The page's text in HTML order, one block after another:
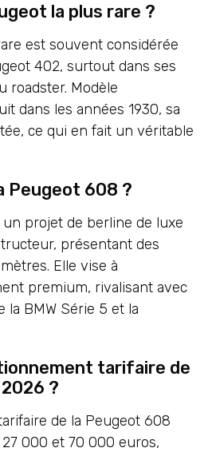
la plus rare ?
est souvent considérée
402, surtout dans ses
roadster. Modèle
dans les années 1930, sa
ce qui en fait un véritable
Peugeot 608 ?
projet de berline de luxe
présentant des
Elle vise à
premium, rivalisant avec
la BMW Série 5 et la
tarifaire de
?
de la Peugeot 608
000 et 70 000 euros,